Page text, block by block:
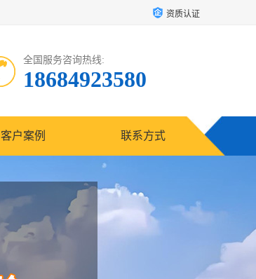
资质认证
全国服务咨询热线:
18684923580
客户案例 联系方式